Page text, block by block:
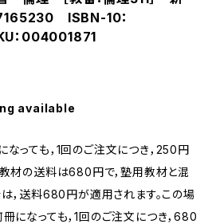
ISBN-10：
：004001871
available
っても，1回のご注文につき，250円
材の送料は680円で，塾用教材と混
，送料680円が適用されます。この場
になっても，1回のご注文につき，680